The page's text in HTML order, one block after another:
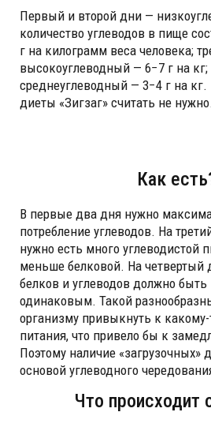
Первый и второй дни —
количество углеводов в пище
г на килограмм веса человека;
высокоуглеводный — 6−7 г на
среднеуглеводный — 3−4 г на
диеты «Зигзаг» считать не нужно.
Как
В первые два дня нужно
потребление углеводов. На
нужно есть много углеводистой
меньше белковой. На четвертый
белков и углеводов должно
одинаковым. Такой
организму привыкнуть к
питания, что привело бы к
Поэтому наличие «загрузочных»
основой углеводного
Что происходит